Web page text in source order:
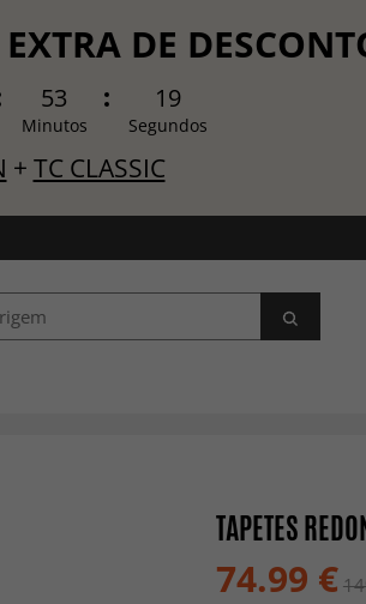
DE
53
Minutos
18
Segundos
+ TC CLASSIC
TAPETES
74.99 €